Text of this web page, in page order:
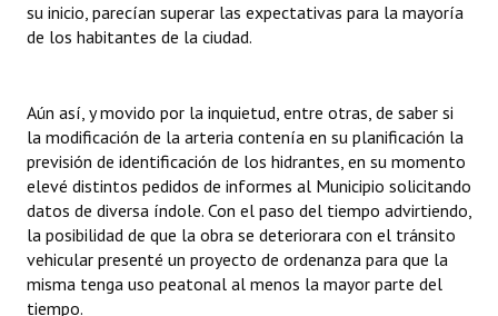
Entrega de distinciones
su inicio, parecían superar las expectativas para la mayoría
de los habitantes de la ciudad.
Aún así, y movido por la inquietud, entre otras, de saber si
la modificación de la arteria contenía en su planificación la
previsión de identificación de los hidrantes, en su momento
elevé distintos pedidos de informes al Municipio solicitando
datos de diversa índole. Con el paso del tiempo advirtiendo,
la posibilidad de que la obra se deteriorara con el tránsito
vehicular presenté un proyecto de ordenanza para que la
misma tenga uso peatonal al menos la mayor parte del
tiempo.